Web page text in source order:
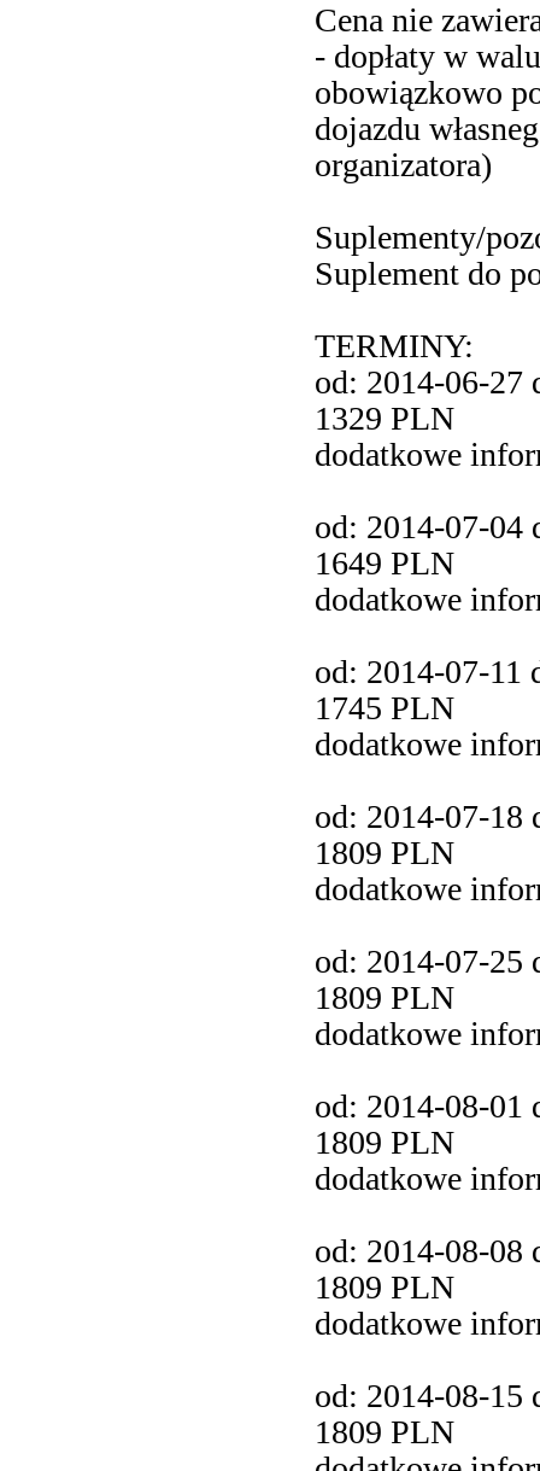
Cena nie
- dopłaty w
obowiązkowo
dojazdu
organizatora)
Suplementy/
Suplement do
TERMINY:
od: 2014-06-27
1329 PLN
dodatkowe
od: 2014-07-04
1649 PLN
dodatkowe
od: 2014-07-11
1745 PLN
dodatkowe
od: 2014-07-18
1809 PLN
dodatkowe
od: 2014-07-25
1809 PLN
dodatkowe
od: 2014-08-01
1809 PLN
dodatkowe
od: 2014-08-08
1809 PLN
dodatkowe
od: 2014-08-15
1809 PLN